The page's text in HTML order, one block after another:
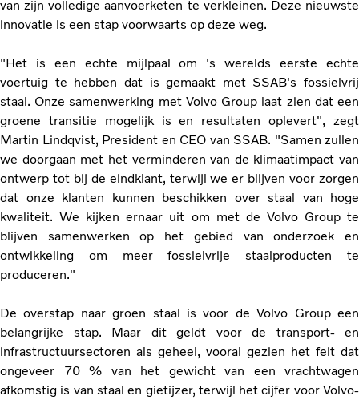
van zijn volledige aanvoerketen te verkleinen. Deze nieuwste
innovatie is een stap voorwaarts op deze weg.
"Het is een echte mijlpaal om 's werelds eerste echte
voertuig te hebben dat is gemaakt met SSAB's fossielvrij
staal. Onze samenwerking met Volvo Group laat zien dat een
groene transitie mogelijk is en resultaten oplevert", zegt
Martin Lindqvist, President en CEO van SSAB. "Samen zullen
we doorgaan met het verminderen van de klimaatimpact van
ontwerp tot bij de eindklant, terwijl we er blijven voor zorgen
dat onze klanten kunnen beschikken over staal van hoge
kwaliteit. We kijken ernaar uit om met de Volvo Group te
blijven samenwerken op het gebied van onderzoek en
ontwikkeling om meer fossielvrije staalproducten te
produceren."
De overstap naar groen staal is voor de Volvo Group een
belangrijke stap. Maar dit geldt voor de transport- en
infrastructuursectoren als geheel, vooral gezien het feit dat
ongeveer 70 % van het gewicht van een vrachtwagen
afkomstig is van staal en gietijzer, terwijl het cijfer voor Volvo-